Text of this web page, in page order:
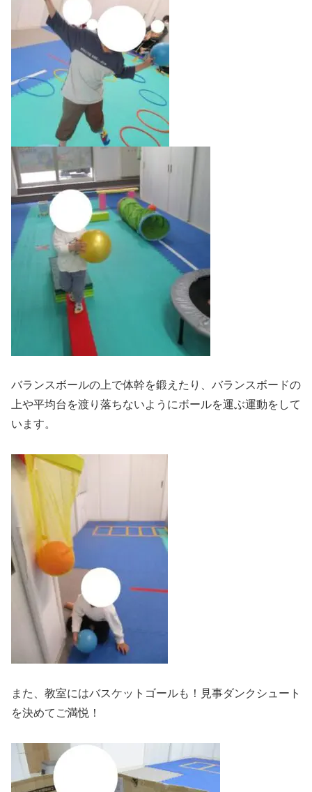
バランスボールの上で体幹を鍛えたり、バランスボードの
上や平均台を渡り落ちないようにボールを運ぶ運動をして
います。
また、教室にはバスケットゴールも！見事ダンクシュート
を決めてご満悦！